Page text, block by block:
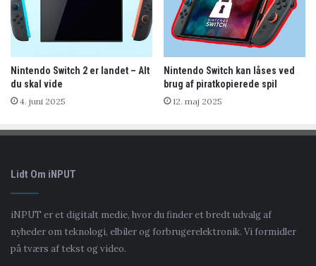
Nintendo Switch 2 er landet – Alt
du skal vide
4. juni 2025
Nintendo Switch kan låses ved
brug af piratkopierede spil
12. maj 2025
Lidt Om iNPUT
iNPUT er et digitalt medie, hvor du finder et bredt udvalg af
nyheder om teknologi, elbiler og forbrugerelektronik. Vi formidler
på tværs af tekst og video.